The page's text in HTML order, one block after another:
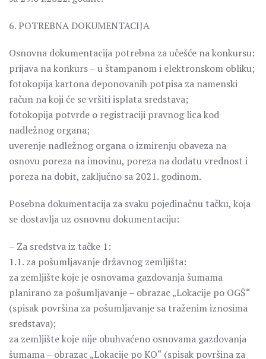
6. POTREBNA DOKUMENTACIJA
Osnovna dokumentacija potrebna za učešće na konkursu:
prijava na konkurs – u štampanom i elektronskom obliku;
fotokopija kartona deponovanih potpisa za namenski
račun na koji će se vršiti isplata sredstava;
fotokopija potvrde o registraciji pravnog lica kod
nadležnog organa;
uverenje nadležnog organa o izmirenju obaveza na
osnovu poreza na imovinu, poreza na dodatu vrednost i
poreza na dobit, zaključno sa 2021. godinom.
Posebna dokumentacija za svaku pojedinačnu tačku, koja
se dostavlja uz osnovnu dokumentaciju:
– Za sredstva iz tačke 1:
1.1. za pošumljavanje državnog zemljišta:
za zemljište koje je osnovama gazdovanja šumama
planirano za pošumljavanje – obrazac „Lokacije po OGŠ“
(spisak površina za pošumljavanje sa traženim iznosima
sredstava);
za zemljište koje nije obuhvaćeno osnovama gazdovanja
šumama – obrazac „Lokacije po KO“ (spisak površina za